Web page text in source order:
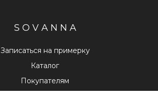
S O V A N N A
Каталог
Покупателям
Записаться на примерку